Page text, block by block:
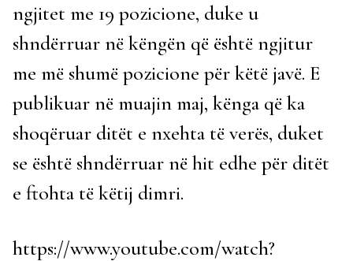
ngjitet me 19 pozicione, duke u
shndërruar në këngën që është ngjitur
me më shumë pozicione për këtë javë. E
publikuar në muajin maj, kënga që ka
shoqëruar ditët e nxehta të verës, duket
se është shndërruar në hit edhe për ditët
e ftohta të këtij dimri.
https://www.youtube.com/watch?